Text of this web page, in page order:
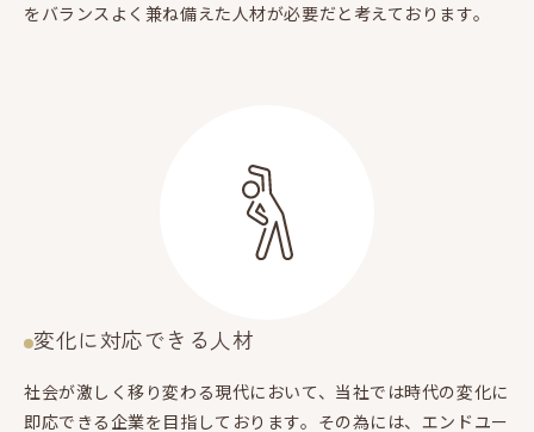
をバランスよく兼ね備えた人材が必要だと考えております。
変化に対応できる人材
社会が激しく移り変わる現代において、当社では時代の変化に
即応できる企業を目指しております。その為には、エンドユー